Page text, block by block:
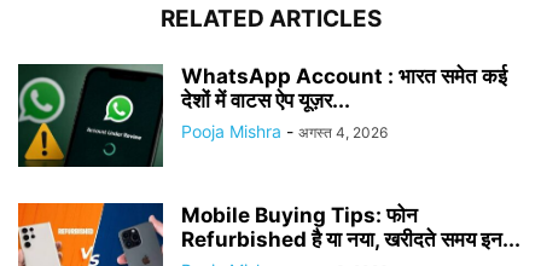
RELATED ARTICLES
WhatsApp Account : भारत समेत कई
देशों में वाटस ऐप यूज़र...
Pooja Mishra - अगस्त 4, 2026
Mobile Buying Tips: फोन
Refurbished है या नया, खरीदते समय इन...